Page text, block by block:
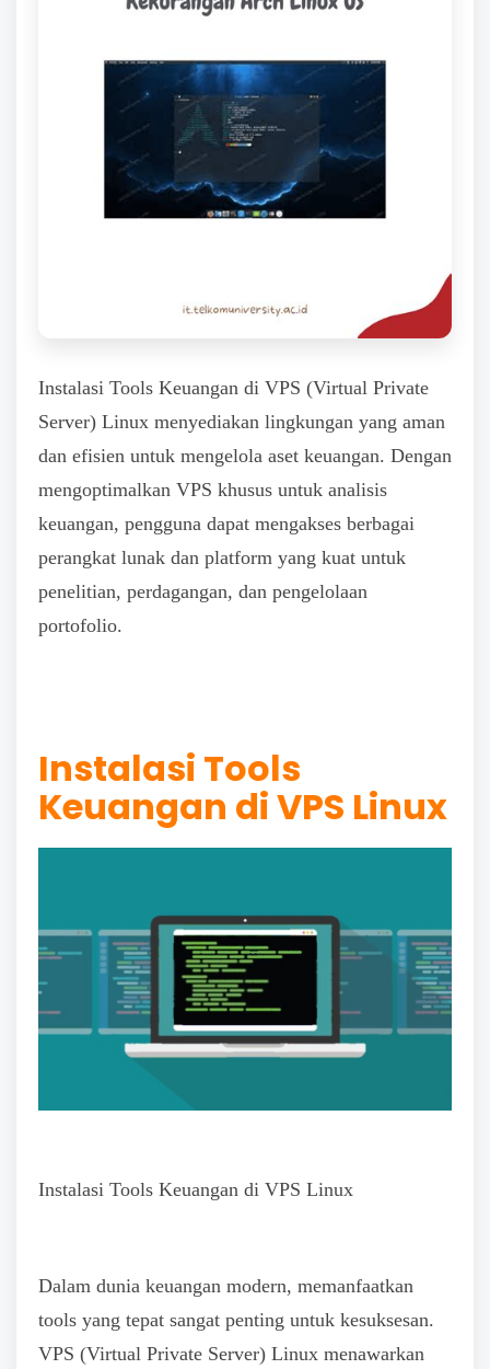
Instalasi Tools Keuangan di VPS (Virtual Private
Server) Linux menyediakan lingkungan yang aman
dan efisien untuk mengelola aset keuangan. Dengan
mengoptimalkan VPS khusus untuk analisis
keuangan, pengguna dapat mengakses berbagai
perangkat lunak dan platform yang kuat untuk
penelitian, perdagangan, dan pengelolaan
portofolio.
Instalasi Tools
Keuangan di VPS Linux
Instalasi Tools Keuangan di VPS Linux
Dalam dunia keuangan modern, memanfaatkan
tools yang tepat sangat penting untuk kesuksesan.
VPS (Virtual Private Server) Linux menawarkan